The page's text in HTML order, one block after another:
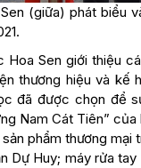
(giữa) phát biểu
Hoa Sen giới thiệu
thương hiệu và kế
đã được chọn để
Nam Cát Tiên”
phẩm thương mại
Dự Huy; máy rửa